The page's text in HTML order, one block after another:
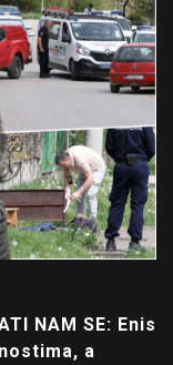
NAM SE: Enis
a